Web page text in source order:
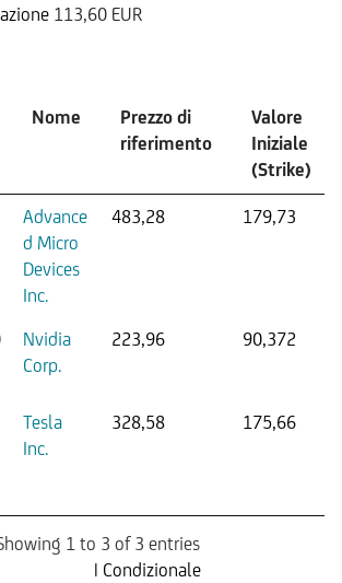
113,60 EUR
Nome
Prezzo di
riferimento
Valore
Iniziale
(Strike)
Advance
d Micro
Devices
Inc.
483,28 179,73
Nvidia
Corp.
223,96 90,372
Tesla
Inc.
328,58 175,66
1 to 3 of 3 entries
| Condizionale